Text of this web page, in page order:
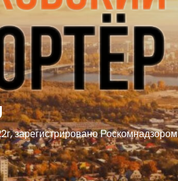
зарегистрировано Роскомнадзором